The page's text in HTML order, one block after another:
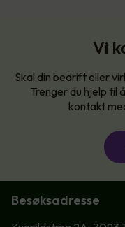
Vi
Skal din bedrift eller
Trenger du hjelp til
kontakt
Besøksadresse